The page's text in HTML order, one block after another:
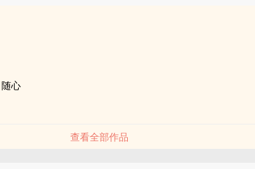
严的父亲开始忘记时间、忘记回家的路，甚至慢慢遗忘了
照压力，子安与雨晴携手面对，在泪水与欢笑交织的日常
「永远记住」的故事，子安终于明白，即使大脑的记忆被
……
随心
查看全部作品